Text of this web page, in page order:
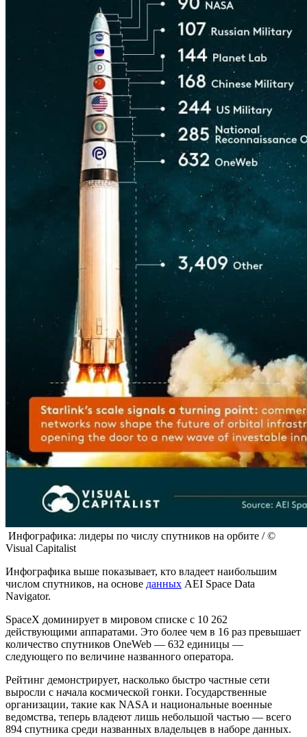
Инфографика: лидеры по числу спутников на орбите / ©
Visual Capitalist
Инфографика выше показывает, кто владеет наибольшим
числом спутников, на основе данных AEI Space Data
Navigator.
SpaceX доминирует в мировом списке с 10 262
действующими аппаратами. Это более чем в 16 раз превышает
количество спутников OneWeb — 632 единицы —
следующего по величине названного оператора.
Рейтинг демонстрирует, насколько быстро частные сети
выросли с начала космической гонки. Государственные
организации, такие как NASA и национальные военные
ведомства, теперь владеют лишь небольшой частью — всего
894 спутника среди названных владельцев в наборе данных.